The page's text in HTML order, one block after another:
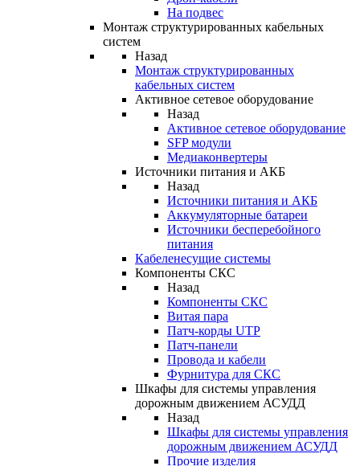
На подвес
Монтаж структурированных кабельных
систем
Назад
Монтаж структурированных
кабельных систем
Активное сетевое оборудование
Назад
Активное сетевое оборудование
SFP модули
Медиаконвертеры
Источники питания и АКБ
Назад
Источники питания и АКБ
Аккумуляторные батареи
Источники бесперебойного
питания
Кабеленесущие системы
Компоненты СКС
Назад
Компоненты СКС
Витая пара
Патч-корды UTP
Патч-панели
Провода и кабели
Фурнитура для СКС
Шкафы для системы управления
дорожным движением АСУДД
Назад
Шкафы для системы управления
дорожным движением АСУДД
Прочие изделия